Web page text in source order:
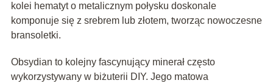
kolei hematyt o metalicznym połysku doskonale
komponuje się z srebrem lub złotem, tworząc nowoczesne
bransoletki.
Obsydian to kolejny fascynujący minerał często
wykorzystywany w biżuterii DIY. Jego matowa